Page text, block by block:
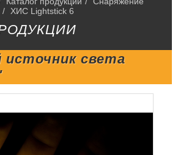
/ ХИС Lightstick 6
источник света